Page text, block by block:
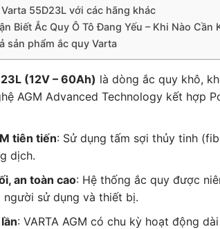
55D23L với các hãng khác
Biết Ắc Quy Ô Tô Đang Yếu – Khi Nào Cần
sản phẩm ắc quy Varta
(12V – 60Ah) là dòng ắc quy khô,
AGM Advanced Technology kết hợp
tiên tiến: Sử dụng tấm sợi thủy tinh
dịch.
an toàn cao: Hệ thống ắc quy được
sử dụng và thiết bị.
: VARTA AGM có chu kỳ hoạt động